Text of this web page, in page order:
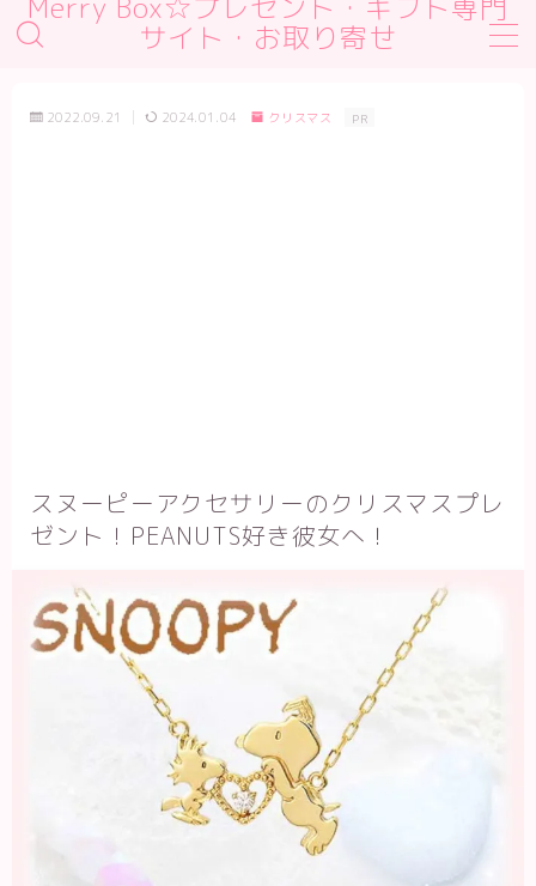
サイト・お取り寄せ
デモプリセット記事 #1
2022.09.21 2024.01.04 クリスマス PR
スヌーピーアクセサリーのクリスマスプレ
ゼント！PEANUTS好き彼女へ！